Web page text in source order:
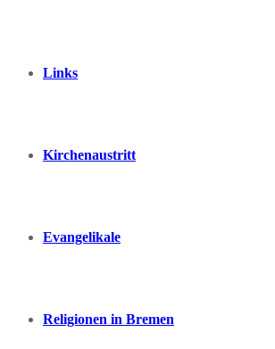
Links
Kirchenaustritt
Evangelikale
Religionen in Bremen